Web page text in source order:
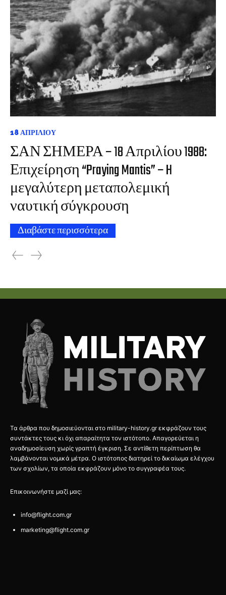
18 ΑΠΡΙΛΊΟΥ
ΣΑΝ ΣΗΜΕΡΑ – 18 Απριλίου 1988:
Επιχείρηση “Praying Mantis” – H
μεγαλύτερη μεταπολεμική
ναυτική σύγκρουση
Διαβάστε περισσότερα
Τα άρθρα που δημοσιεύονται στο military-history.gr εκφράζουν τους
συντάκτες τους κι όχι απαραίτητα τον ιστότοπο. Απαγορεύεται η
αναδημοσίευση χωρίς γραπτή έγκριση. Σε αντίθετη περίπτωση θα
λαμβάνονται νομικά μέτρα. Ο ιστότοπος διατηρεί το δικαίωμα ελέγχου
των σχολίων, τα οποία εκφράζουν μόνο το συγγραφέα τους.
Επικοινωνήστε μαζί μας:
info@flight.com.gr
marketing@flight.com.gr